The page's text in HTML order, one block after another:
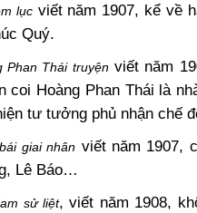
lụcviết năm 1907, kể về
Quý.
Phan Thái truyệnviết năm
coi Hoàng Phan Thái là
tư tưởng phủ nhận chế
giai nhân viết năm 1907,
Lê Báo…
sử liệt, viết năm 1908,